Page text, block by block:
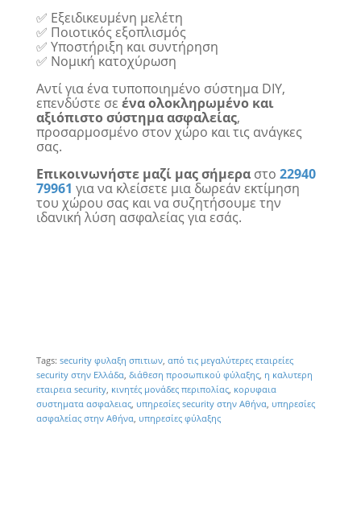
✅ Εξειδικευμένη μελέτη
✅ Ποιοτικός εξοπλισμός
✅ Υποστήριξη και συντήρηση
✅ Νομική κατοχύρωση
Αντί για ένα τυποποιημένο σύστημα DIY,
επενδύστε σε ένα ολοκληρωμένο και
αξιόπιστο σύστημα ασφαλείας,
προσαρμοσμένο στον χώρο και τις ανάγκες
σας.
Επικοινωνήστε μαζί μας σήμερα στο 22940
79961 για να κλείσετε μια δωρεάν εκτίμηση
του χώρου σας και να συζητήσουμε την
ιδανική λύση ασφαλείας για εσάς.
Tags: security φυλαξη σπιτιων, από τις μεγαλύτερες εταιρείες
security στην Ελλάδα διάθεση προσωπικού φύλαξης, η καλυτερη
εταιρεια security, κινητές μονάδες περιπολίας, κορυφαια
συστηματα ασφαλειας, υπηρεσίες security στην Αθήνα υπηρεσίες
ασφαλείας στην Αθήνα υπηρεσίες φύλαξης